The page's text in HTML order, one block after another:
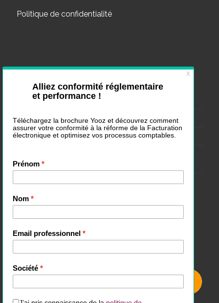
Politique de confidentialité
Nos derniers articles
Webinar Facturation électronique : changement de PA
Purchase-to-Pay : le processus complet expliqué
Logiciel de dématérialisation de factures : comment choisir ?
électronique ?
Annuaire de facturation électronique : rôle et fonctionnement
Suivez-nous :